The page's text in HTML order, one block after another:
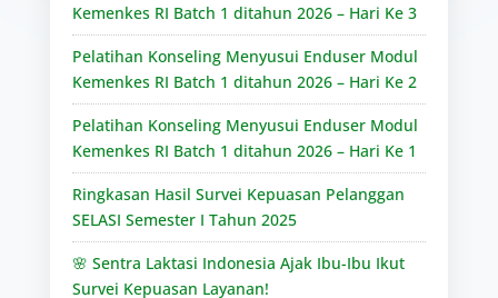
Kemenkes RI Batch 1 ditahun 2026 – Hari Ke 3
Pelatihan Konseling Menyusui Enduser Modul
Kemenkes RI Batch 1 ditahun 2026 – Hari Ke 2
Pelatihan Konseling Menyusui Enduser Modul
Kemenkes RI Batch 1 ditahun 2026 – Hari Ke 1
Ringkasan Hasil Survei Kepuasan Pelanggan
SELASI Semester I Tahun 2025
🌸 Sentra Laktasi Indonesia Ajak Ibu-Ibu Ikut
Survei Kepuasan Layanan!